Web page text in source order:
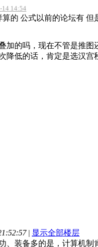
14 14:54
的 公式以前的论坛有 但
加的吗，现在不管是推
降低的话，肯定是选汉宫
| 显示全部楼层
、装备多的是，计算机制